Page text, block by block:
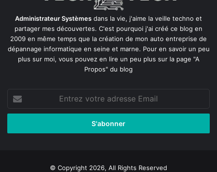
Administrateur Systèmes dans la vie, j'aime la veille techno et
partager mes découvertes. C'est pourquoi j'ai créé ce blog en
2009 en même temps que la création de mon auto entreprise de
dépannage informatique en seine et marne. Pour en savoir un peu
plus sur moi, vous pouvez en lire un peu plus sur la page "A
Propos" du blog
votre
adresse
© Copyright 2026, All Rights Reserved